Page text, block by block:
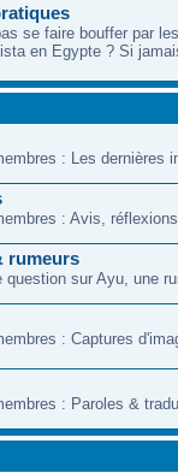
se faire bouffer par
en Egypte ? Si
: Les dernières
: Avis,
rumeurs
question sur Ayu, une
: Captures
: Paroles &